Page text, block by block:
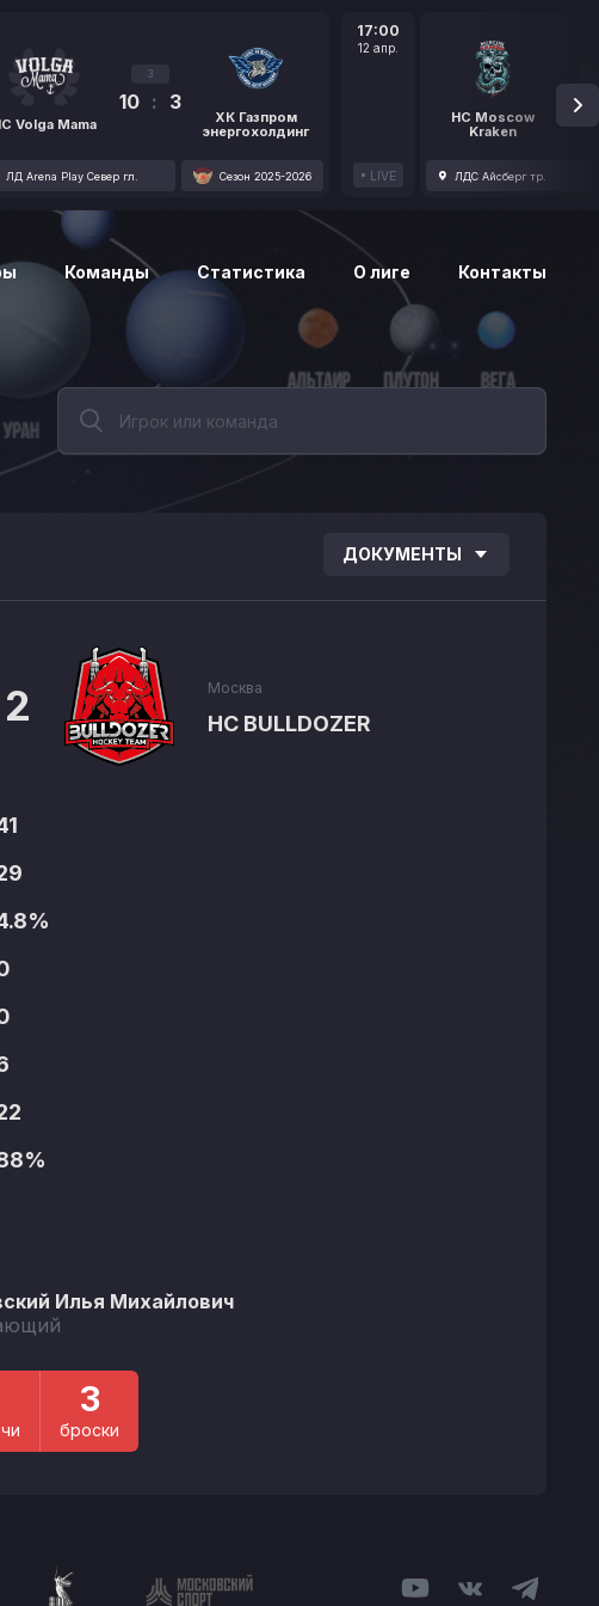
Volga Mama
3
10 : 3
ХК Газпром
энергохолдинг
ЛД Arena Play Север гл. Сезон 2025-2026
17:00
12 апр.
LIVE
HC Moscow
Kraken
1
ЛДС Айсберг тр.
Команды Статистика О лиге Контакты
ДОКУМЕНТЫ
Москва
HC BULLDOZER
2
Илья Михайлович
3
броски